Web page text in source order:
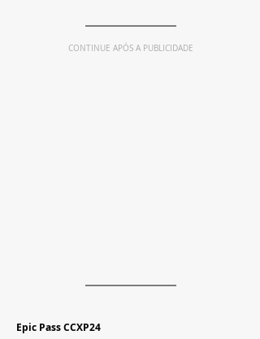
CONTINUE APÓS A PUBLICIDADE
Epic Pass CCXP24